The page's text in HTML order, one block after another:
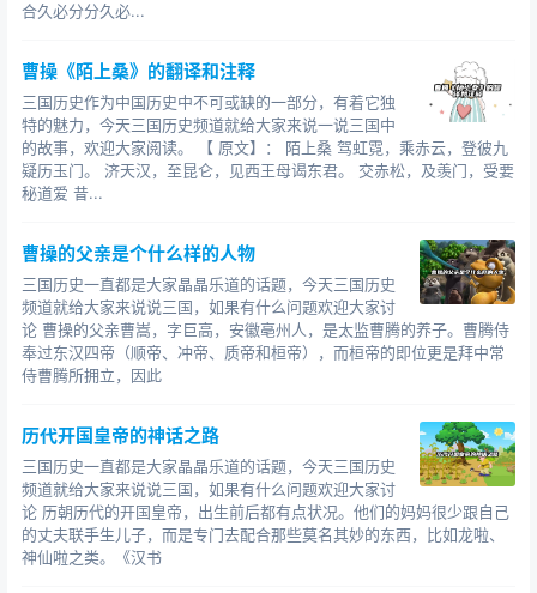
三国演义
另补充：
王允（137年—192年）55岁
刘表（142年—208年）66岁
荀彧（163年—212年）49岁
郭嘉（170年—207年）37岁
曹仁（168年—223年）55岁
曹丕（187年—226年）39岁
曹植（192年—232年）40岁
曹睿（202年—238年）36岁
合久必分分久必...
曹操《陌上桑》的翻译和注释
三国历史作为中国历史中不可或缺的一部分，有着它独
特的魅力，今天三国历史频道就给大家来说一说三国中
的故事，欢迎大家阅读。 【 原文】： 陌上桑 驾虹霓，乘赤云，登彼九
疑历玉门。 济天汉，至昆仑，见西王母谒东君。 交赤松，及羡门，受要
秘道爱 昔...
曹操的父亲是个什么样的人物
三国历史一直都是大家晶晶乐道的话题，今天三国历史
频道就给大家来说说三国，如果有什么问题欢迎大家讨
论 曹操的父亲曹嵩，字巨高，安徽亳州人，是太监曹腾的养子。曹腾侍
奉过东汉四帝（顺帝、冲帝、质帝和桓帝），而桓帝的即位更是拜中常
侍曹腾所拥立，因此
历代开国皇帝的神话之路
三国历史一直都是大家晶晶乐道的话题，今天三国历史
频道就给大家来说说三国，如果有什么问题欢迎大家讨
论 历朝历代的开国皇帝，出生前后都有点状况。他们的妈妈很少跟自己
的丈夫联手生儿子，而是专门去配合那些莫名其妙的东西，比如龙啦、
神仙啦之类。《汉书